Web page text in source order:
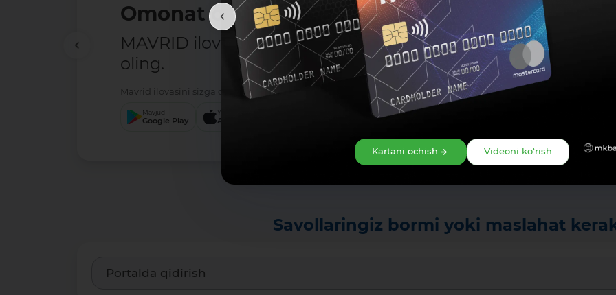
Ma'lumotlar toʻplamini birinchi qoʻshilgan sanasi:
07.10.2024
Oxirgi oʻzgartirilgan sana:
Oxirgi oʻzgarishlarning mazmuni:
Omonat ochish — oson!
MAVRID ilovasini hoziroq yuklab
oling.
Mavrid ilovasini sizga qulay bo‘lgan servis orqali o‘rnating:
Mavjud
Google Play
Yuklang
App Store
Savollaringiz bormi yoki maslahat
Kartani ochish Videoni ko‘rish